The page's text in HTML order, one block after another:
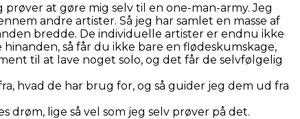
at gøre mig selv til en one-man-army. Jeg
andre artister. Så jeg har samlet en masse af
bredde. De individuelle artister er endnu ikke
så får du ikke bare en flødeskumskage,
til at lave noget solo, og det får de selvfølgelig
hvad de har brug for, og så guider jeg dem ud fra
lige så vel som jeg selv prøver på det.